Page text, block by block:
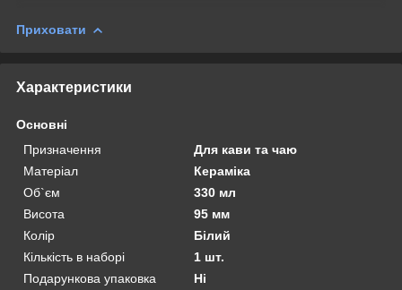
Приховати
Характеристики
Основні
Призначення
Для кави та чаю
Матеріал
Кераміка
Об`єм
330 мл
Висота
95 мм
Колір
Білий
Кількість в наборі
1 шт.
Подарункова упаковка
Ні